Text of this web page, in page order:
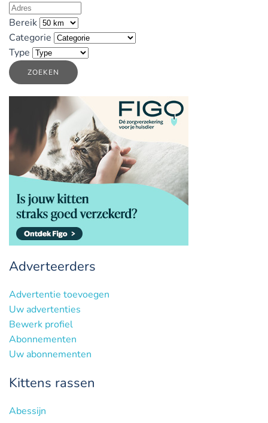
Bereik
Categorie
Type
ZOEKEN
Adverteerders
Advertentie toevoegen
Uw advertenties
Bewerk profiel
Abonnementen
Uw abonnementen
Kittens rassen
Abessijn